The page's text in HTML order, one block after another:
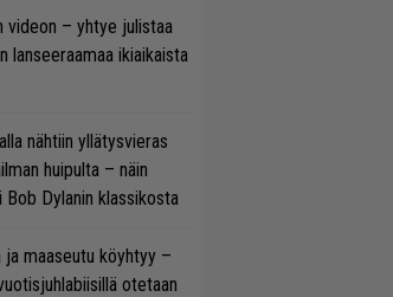
videon – yhtye julistaa
lanseeraamaa ikiaikaista
nähtiin yllätysvieras
huipulta – näin
Dylanin klassikosta
maaseutu köyhtyy –
otetaan